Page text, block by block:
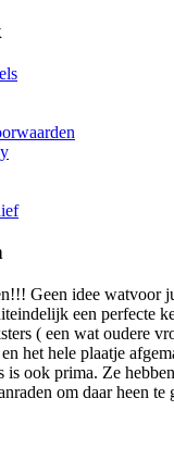
Geen idee watvoor
een perfecte
( een wat oudere
het hele plaatje
is ook prima. Ze
om daar heen te